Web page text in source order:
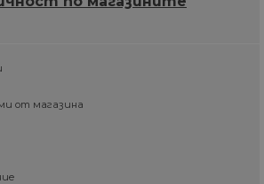
от магазина